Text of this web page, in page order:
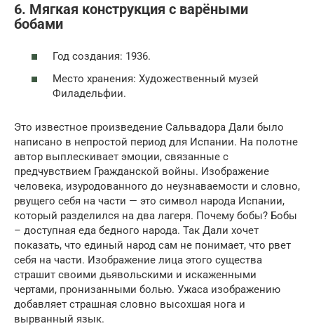
6. Мягкая конструкция с варёными
бобами
Год создания: 1936.
Место хранения: Художественный музей
Филадельфии.
Это известное произведение Сальвадора Дали было
написано в непростой период для Испании. На полотне
автор выплескивает эмоции, связанные с
предчувствием Гражданской войны. Изображение
человека, изуродованного до неузнаваемости и словно,
рвущего себя на части — это символ народа Испании,
который разделился на два лагеря. Почему бобы? Бобы
– доступная еда бедного народа. Так Дали хочет
показать, что единый народ сам не понимает, что рвет
себя на части. Изображение лица этого существа
страшит своими дьявольскими и искаженными
чертами, пронизанными болью. Ужаса изображению
добавляет страшная словно высохшая нога и
вырванный язык.